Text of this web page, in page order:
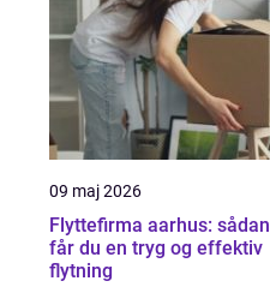
09 maj 2026
Flyttefirma aarhus: sådan
får du en tryg og effektiv
flytning